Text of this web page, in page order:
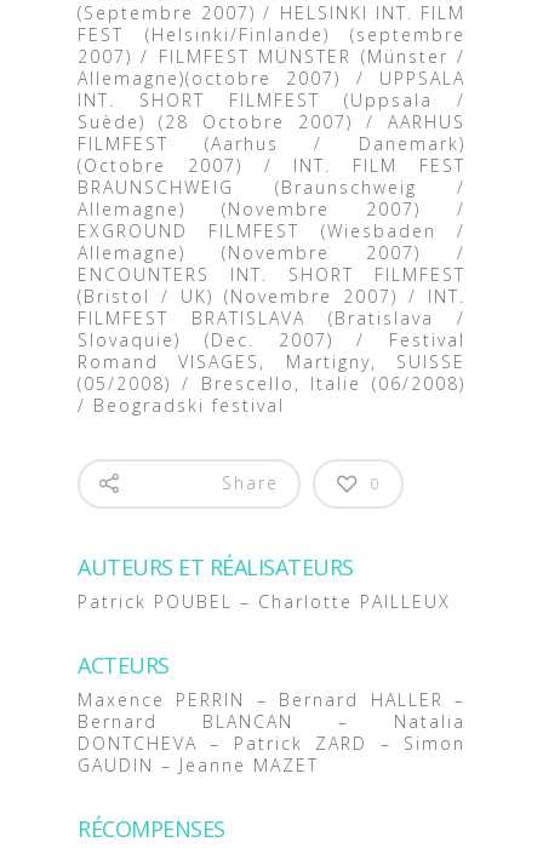
(Septembre 2007) / HELSINKI INT. FILM
FEST (Helsinki/Finlande) (septembre
2007) / FILMFEST MÜNSTER (Münster /
Allemagne)(octobre 2007) / UPPSALA
INT. SHORT FILMFEST (Uppsala /
Suède) (28 Octobre 2007) / AARHUS
FILMFEST (Aarhus / Danemark)
(Octobre 2007) / INT. FILM FEST
BRAUNSCHWEIG (Braunschweig /
Allemagne) (Novembre 2007) /
EXGROUND FILMFEST (Wiesbaden /
Allemagne) (Novembre 2007) /
ENCOUNTERS INT. SHORT FILMFEST
(Bristol / UK) (Novembre 2007) / INT.
FILMFEST BRATISLAVA (Bratislava /
Slovaquie) (Dec. 2007) / Festival
Romand VISAGES, Martigny, SUISSE
(05/2008) / Brescello, Italie (06/2008)
/ Beogradski festival
Share 0
AUTEURS ET RÉALISATEURS
Patrick POUBEL – Charlotte PAILLEUX
ACTEURS
Maxence PERRIN – Bernard HALLER –
Bernard BLANCAN – Natalia
DONTCHEVA – Patrick ZARD – Simon
GAUDIN – Jeanne MAZET
RÉCOMPENSES